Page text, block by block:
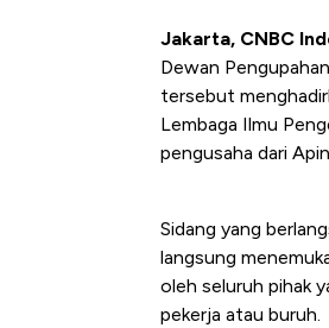
Jakarta, CNBC
Dewan
tersebut
Lembaga Ilmu
pengusaha dari
Sidang yang
langsung
oleh seluruh pihak
pekerja atau buruh.